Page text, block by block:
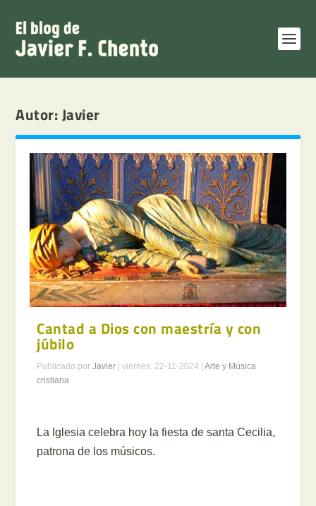
Autor:Javier
Cantad a Dios con maestría y con
júbilo
Publicado porJavier |viernes, 22-11-2024 |Arte y Música
cristiana
La Iglesia celebra hoy la fiesta de santa Cecilia,
patrona de los músicos.